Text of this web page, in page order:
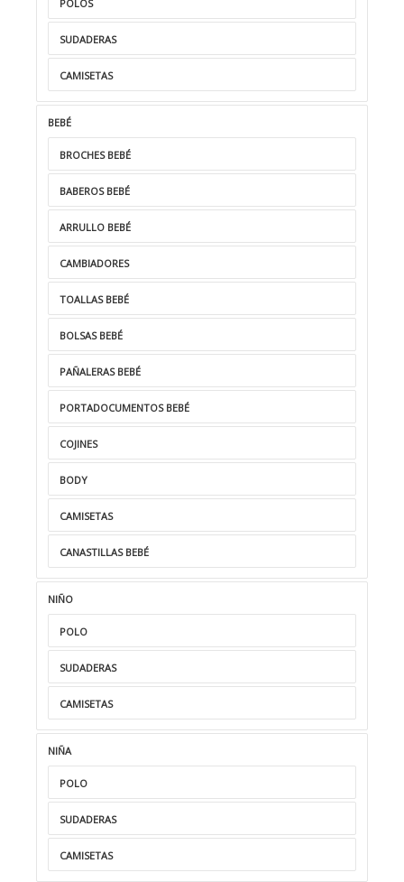
POLOS
SUDADERAS
CAMISETAS
BEBÉ
BROCHES BEBÉ
BABEROS BEBÉ
ARRULLO BEBÉ
CAMBIADORES
TOALLAS BEBÉ
BOLSAS BEBÉ
PAÑALERAS BEBÉ
PORTADOCUMENTOS BEBÉ
COJINES
BODY
CAMISETAS
CANASTILLAS BEBÉ
NIÑO
POLO
SUDADERAS
CAMISETAS
NIÑA
POLO
SUDADERAS
CAMISETAS